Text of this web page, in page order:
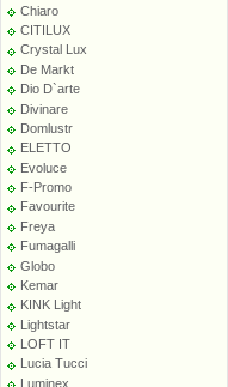
Chiaro
CITILUX
Crystal Lux
De Markt
Dio D`arte
Divinare
Domlustr
ELETTO
Evoluce
F-Promo
Favourite
Freya
Fumagalli
Globo
Kemar
KINK Light
Lightstar
LOFT IT
Lucia Tucci
Luminex